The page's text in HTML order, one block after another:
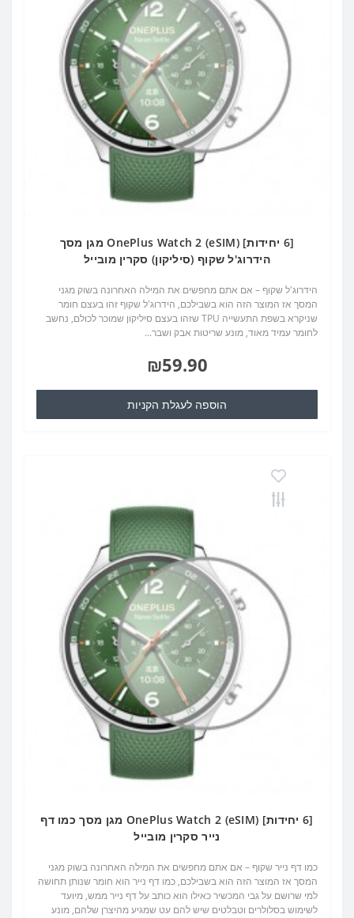
[6 יחידות] OnePlus Watch 2 (eSIM) מגן מסך
הידרוג'ל שקוף (סיליקון) סקרין מובייל
הידרוג'ל שקוף – אם אתם מחפשים את המילה האחרונה בשוק מגני
המסך אז המוצר הזה הוא בשבילכם, הידרוג'ל שקוף זהו בעצם חומר
שניקרא בשפת התעשייה TPU שזהו בעצם סיליקון שמוכר לכולם, נחשב
לחומר עמיד מאוד, מונע שריטות אבק ושבר...
₪59.90
הוספה לעגלת הקניות
[6 יחידות] OnePlus Watch 2 (eSIM) מגן מסך כמו דף
נייר סקרין מובייל
כמו דף נייר שקוף – אם אתם מחפשים את המילה האחרונה בשוק מגני
המסך אז המוצר הזה הוא בשבילכם, כמו דף נייר הוא חומר שנותן תחושה
למי שרושם על גבי המכשיר כאילו הוא כותב על דף נייר ממש, מיועד
לשימוש בסלולרים וטבלטים שיש להם עט שמגיע מהיצרן שלהם, מונע